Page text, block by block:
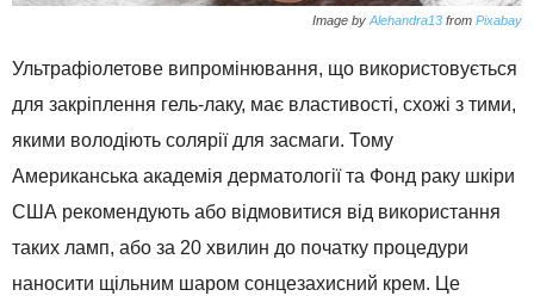
Image by Alehandra13 from Pixabay
Ультрафіолетове випромінювання, що використовується
для закріплення гель-лаку, має властивості, схожі з тими,
якими володіють солярії для засмаги. Тому
Американська академія дерматології та Фонд раку шкіри
США рекомендують або відмовитися від використання
таких ламп, або за 20 хвилин до початку процедури
наносити щільним шаром сонцезахисний крем. Це